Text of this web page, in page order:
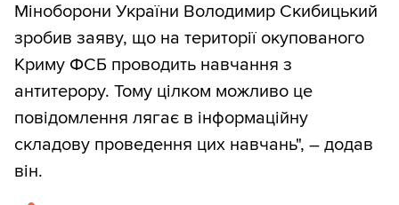
Міноборони України Володимир Скибицький
зробив заяву, що на території окупованого
Криму ФСБ проводить навчання з
антитерору. Тому цілком можливо це
повідомлення лягає в інформаційну
складову проведення цих навчань", – додав
він.